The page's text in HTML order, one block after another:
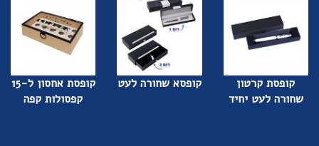
קופסת קרטון
שחורה לעט יחיד
קופסא שחורה לעט
קופסת אחסון ל-15
קפסולות קפה